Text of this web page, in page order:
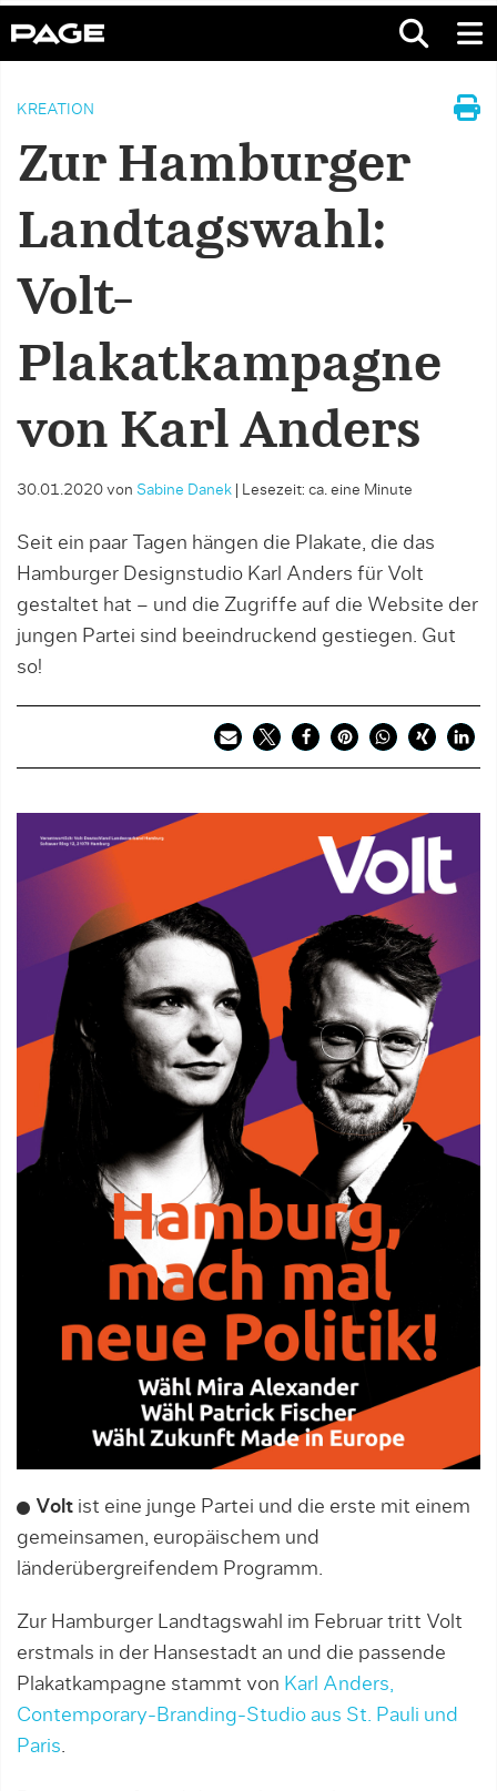
KREATION
Zur Hamburger
Landtagswahl:
Volt-
Plakatkampagne
von Karl Anders
30.01.2020 von Sabine Danek Lesezeit: ca. eine Minute
Seit ein paar Tagen hängen die Plakate, die das
Hamburger Designstudio Karl Anders für Volt
gestaltet hat – und die Zugriffe auf die Website der
jungen Partei sind beeindruckend gestiegen. Gut
so!
Volt ist eine junge Partei und die erste mit einem
gemeinsamen, europäischem und
länderübergreifendem Programm.
Zur Hamburger Landtagswahl im Februar tritt Volt
erstmals in der Hansestadt an und die passende
Plakatkampagne stammt von Karl Anders,
Contemporary-Branding-Studio aus St. Pauli und
Paris.